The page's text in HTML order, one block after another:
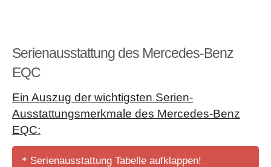
Serienausstattung des Mercedes-Benz
EQC
Ein Auszug der wichtigsten Serien-
Ausstattungsmerkmale des Mercedes-Benz
EQC:
Serienausstattung Tabelle aufklappen!